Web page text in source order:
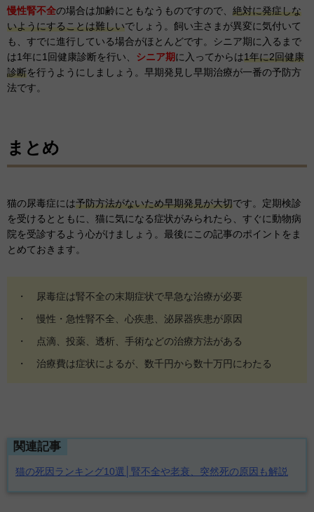
慢性腎不全の場合は加齢にともなうものですので、 絶対に発症しな
いようにすることは難しいでしょう。飼い主さまが異変に気付いて
も、すでに進行している場合がほとんどです。シニア期に入るまで
は1年に1回健康診断を行い、 シニア期に入ってからは1年に2回健康
診断を行うようにしましょう。早期発見し早期治療が一番の予防方
法です。
まとめ
猫の尿毒症には予防方法がないため早期発見が大切です。定期検診
を受けるとともに、猫に気になる症状がみられたら、すぐに動物病
院を受診するよう心がけましょう。最後にこの記事のポイントをま
とめておきます。
・ 尿毒症は腎不全の末期症状で早急な治療が必要
・ 慢性・急性腎不全、心疾患、泌尿器疾患が原因
・ 点滴、投薬、透析、手術などの治療方法がある
・ 治療費は症状によるが、数千円から数十万円にわたる
関連記事
猫の死因ランキング10選│腎不全や老衰、突然死の原因も解説